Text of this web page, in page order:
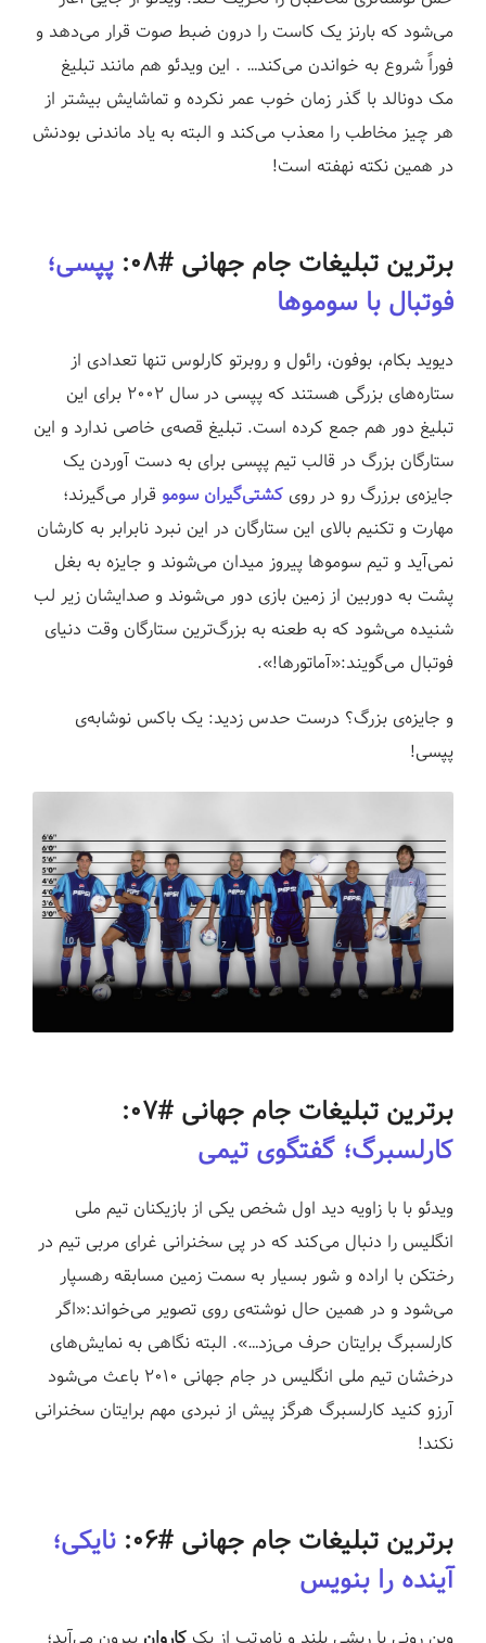
می‌شود که بارنز یک کاست را درون ضبط صوت قرار می‌دهد و
فوراً شروع به خواندن می‌کند… . این ویدئو هم مانند تبلیغ
مک دونالد با گذر زمان خوب عمر نکرده و تماشایش بیشتر از
هر چیز مخاطب را معذب می‌کند و البته به یاد ماندنی بودنش
در همین نکته نهفته است!
برترین تبلیغات جام جهانی #۰۸:
پپسی؛
فوتبال با سوموها
دیوید بکام، بوفون، رائول و روبرتو کارلوس تنها تعدادی از
ستاره‌های بزرگی هستند که پپسی در سال ۲۰۰۲ برای این
تبلیغ دور هم جمع کرده است. تبلیغ قصه‌ی خاصی ندارد و این
ستارگان بزرگ در قالب تیم پپسی برای به دست آوردن یک
جایزه‌ی برزرگ رو در روی کشتی‌گیران سومو قرار می‌گیرند؛
مهارت و تکنیم بالای این ستارگان در این نبرد نابرابر به کارشان
نمی‌آید و تیم سوموها پیروز میدان می‌شوند و جایزه به بغل
پشت به دوربین از زمین بازی دور می‌شوند و صدایشان زیر لب
شنیده می‌شود که به طعنه به بزرگ‌ترین ستارگان وقت دنیای
فوتبال می‌گویند:«آماتورها!».
و جایزه‌ی بزرگ؟ درست حدس زدید: یک باکس نوشابه‌ی
پپسی!
برترین تبلیغات جام جهانی #۰۷:
کارلسبرگ؛ گفتگوی تیمی
ویدئو با با زاویه دید اول شخص یکی از بازیکنان تیم ملی
انگلیس را دنبال می‌کند که در پی سخنرانی غرای مربی تیم در
رختکن با اراده و شور بسیار به سمت زمین مسابقه رهسپار
می‌شود و در همین حال نوشته‌ی روی تصویر می‌خواند:«اگر
کارلسبرگ برایتان حرف می‌زد…». البته نگاهی به نمایش‌های
درخشان تیم ملی انگلیس در جام جهانی ۲۰۱۰ باعث می‌شود
آرزو کنید کارلسبرگ هرگز پیش از نبردی مهم برایتان سخنرانی
نکند!
برترین تبلیغات جام جهانی #۰۶:
نایکی؛
آینده را بنویس